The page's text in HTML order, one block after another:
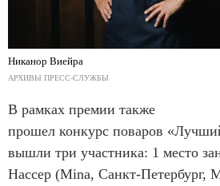
Никанор Виейра
АРХИВЫ ПРЕСС-СЛУЖБЫ
В рамках премии также
прошел конкурс поваров
вышли три участника: 1 место
Нассер (Mina, Санкт-Петербург,